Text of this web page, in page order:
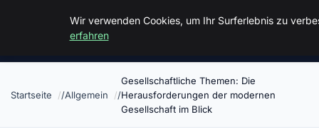
Malzminden
Startseite Allgemein
Gesellschaftliche Themen: Die
Herausforderungen der modernen
Gesellschaft im Blick
Wir verwenden Cookies, um Ihr Surferlebnis zu
erfahren